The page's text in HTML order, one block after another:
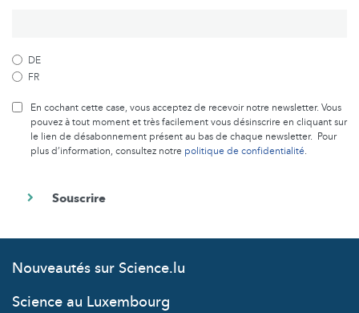
DE
FR
En cochant cette case, vous acceptez de recevoir notre newsletter. Vous
pouvez à tout moment et très facilement vous désinscrire en cliquant sur
le lien de désabonnement présent au bas de chaque newsletter. Pour
plus d’information, consultez notre politique de confidentialité.
Nouveautés sur Science.lu
Science au Luxembourg